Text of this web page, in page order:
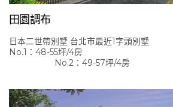
田園調布
日本二世帶別墅 台北市最近1字頭別墅
No.1：48-55坪/4房
No.2：49-57坪/4房